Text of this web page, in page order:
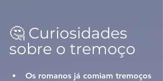
🤔 Curiosidades
sobre o tremoço
Os romanos já comiam tremoços